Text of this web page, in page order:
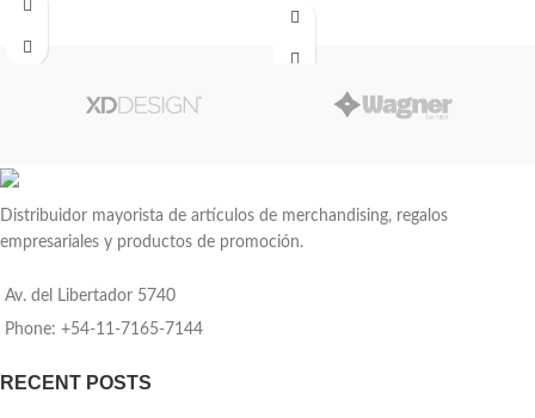
Medidas: 19x4,5x2 cm
Distribuidor mayorista de artículos de merchandising, regalos
empresariales y productos de promoción.
Av. del Libertador 5740
Phone: +54-11-7165-7144
RECENT POSTS